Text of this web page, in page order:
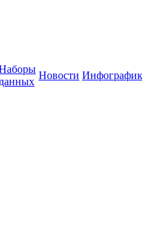
данных
Новости